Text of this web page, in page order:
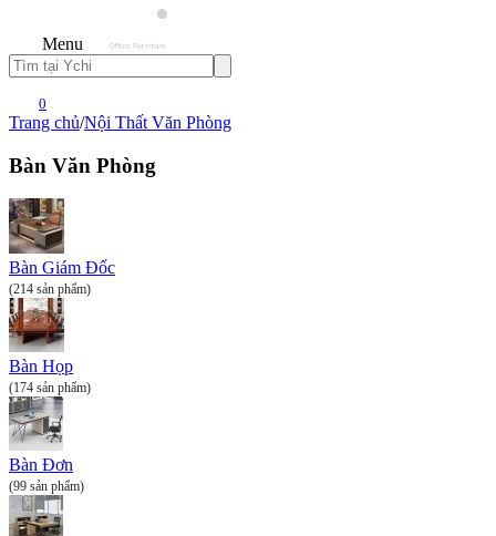
Menu
0
Trang chủ/Nội Thất Văn Phòng
Bàn Văn Phòng
Bàn Giám Đốc
(214 sản phẩm)
Bàn Họp
(174 sản phẩm)
Bàn Đơn
(99 sản phẩm)